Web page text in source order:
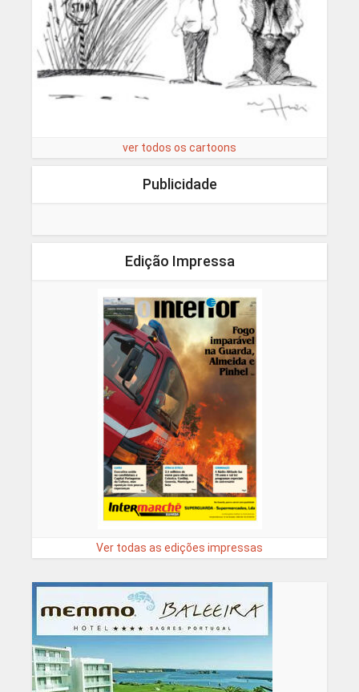
ver todos os cartoons
Publicidade
Edição Impressa
Ver todas as edições impressas